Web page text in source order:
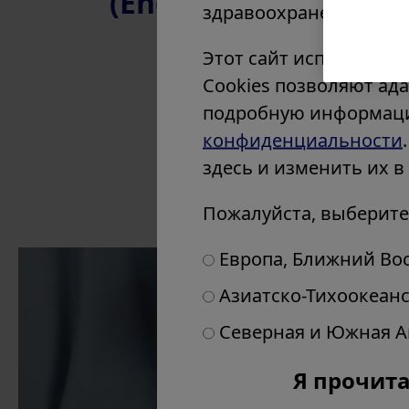
Великобритания и Ирландия
Другие страны Европы
Ближний Восток
Products &
здравоохранения.
Этот сайт использует
Cookies позволяют
подробную
конфиденциальности
здесь и изменить их
Пожалуйста,
Европа, Ближний
Азиатско-
Северная и Южная
Я